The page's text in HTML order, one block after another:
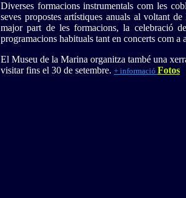
Diverses formacions instrumentals com les
seves propostes artístiques anuals al voltant
major part de les formacions, la celebració
programacions habituals tant en concerts com a
El Museu de la Marina organitza també una
visitar fins el 30 de setembre. + informació Fotos